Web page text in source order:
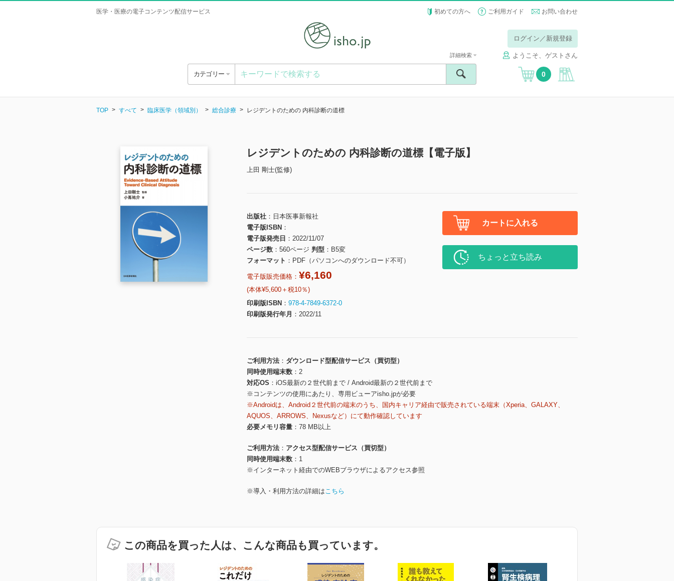
医学・医療の電子コンテンツ配信サービス 初めての方へ ご利用ガイド お問い合わせ
ログイン／新規登録
ようこそ、ゲストさん
カテゴリー
詳細検索
0
TOP すべて 臨床医学（領域別） 総合診療 レジデントのための 内科診断の道標
レジデントのための 内科診断の道標【電子版】
上田 剛士(監修)
出版社
日本医事新報社
電子版ISBN
電子版発売日
2022/11/07
ページ数
560ページ 判型
B5変
フォーマット
PDF（パソコンへのダウンロード不可）
電子版販売価格： ¥6,160
(本体¥5,600＋税10％)
印刷版ISBN
978-4-7849-6372-0
印刷版発行年月
2022/11
カートに入れる
ちょっと立ち読み
ご利用方法
ダウンロード型配信サービス（買切型）
同時使用端末数
2
対応OS
iOS最新の２世代前まで / Android最新の２世代前まで
※コンテンツの使用にあたり、専用ビューアisho.jpが必要
※Androidは、Android２世代前の端末のうち、国内キャリア経由で販売されている端末（Xperia、GALAXY、
AQUOS、ARROWS、Nexusなど）にて動作確認しています
必要メモリ容量
78 MB以上
ご利用方法
アクセス型配信サービス（買切型）
同時使用端末数
1
※インターネット経由でのWEBブラウザによるアクセス参照
※導入・利用方法の詳細はこちら
この商品を買った人は、こんな商品も買っています。